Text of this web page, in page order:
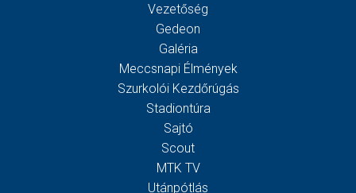
Vezetőség
Gedeon
Galéria
Meccsnapi Élmények
Szurkolói Kezdőrúgás
Stadiontúra
Sajtó
Scout
MTK TV
Utánpótlás